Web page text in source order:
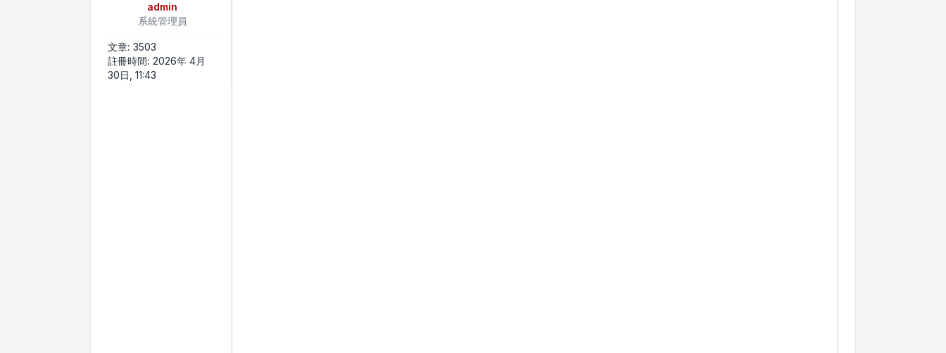
admin
系統管理員
文章: 3503
註冊時間: 2026年 4月
30日, 11:43